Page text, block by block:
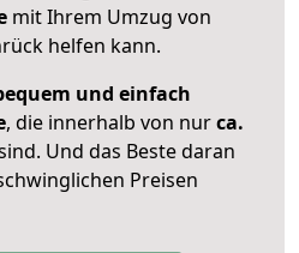
mit Ihrem Umzug von
helfen kann.
und einfach
, die innerhalb von nurca.
Und das Beste daran
Preisen